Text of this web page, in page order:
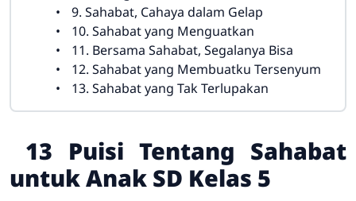
9. Sahabat, Cahaya dalam Gelap
10. Sahabat yang Menguatkan
11. Bersama Sahabat, Segalanya Bisa
12. Sahabat yang Membuatku Tersenyum
13. Sahabat yang Tak Terlupakan
13 Puisi Tentang Sahabat
untuk Anak SD Kelas 5